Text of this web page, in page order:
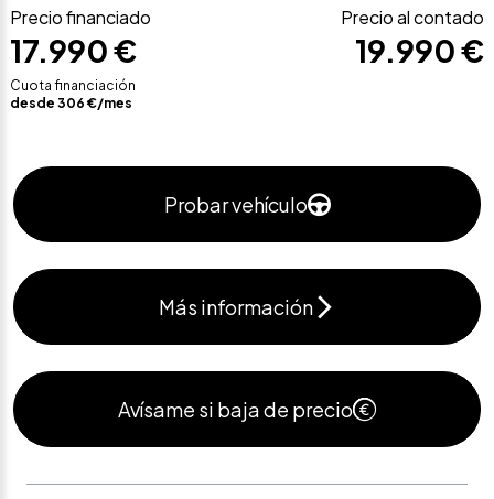
Precio financiado
17.990 €
Cuota financiación
desde 306 €/mes
Precio al contado
19.990 €
Probar vehículo
Más información
Avísame si baja de precio